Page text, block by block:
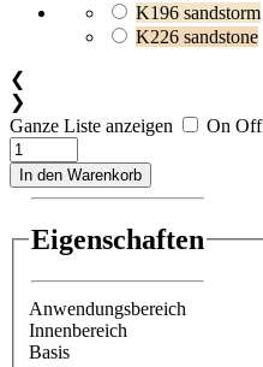
K196 sandstorm
K226 sandstone
❮
❯
Ganze Liste anzeigen
On Off
In den Warenkorb
Eigenschaften
Anwendungsbereich
Innenbereich
Basis